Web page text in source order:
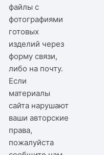
файлы с
фотографиями
готовых
изделий через
форму связи,
либо на почту.
Если
материалы
сайта нарушают
ваши авторские
права,
пожалуйста